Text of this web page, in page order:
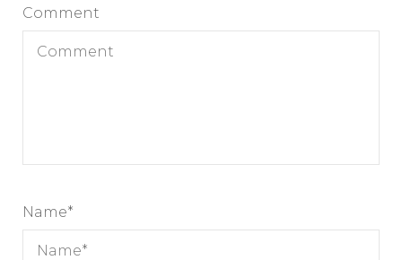
Comment
Name*